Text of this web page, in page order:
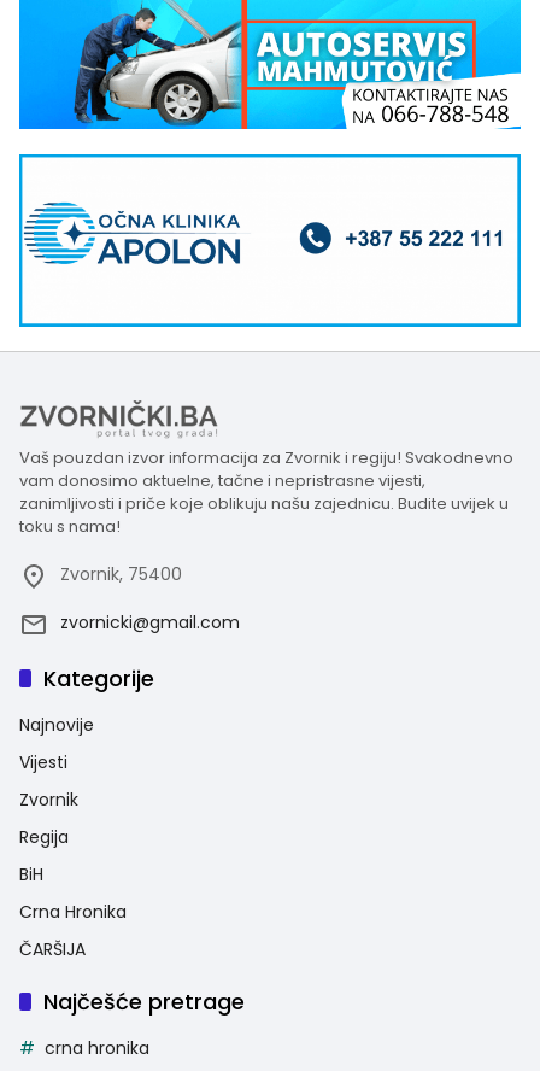
Vaš pouzdan izvor informacija za Zvornik i regiju! Svakodnevno
vam donosimo aktuelne, tačne i nepristrasne vijesti,
zanimljivosti i priče koje oblikuju našu zajednicu. Budite uvijek u
toku s nama!
Zvornik, 75400
zvornicki@gmail.com
Kategorije
Najnovije
Vijesti
Zvornik
Regija
BiH
Crna Hronika
ČARŠIJA
Najčešće pretrage
crna hronika